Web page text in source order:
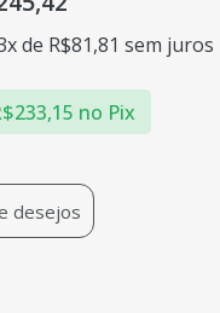
de R$81,81 sem juros
233,15 no Pix
desejos